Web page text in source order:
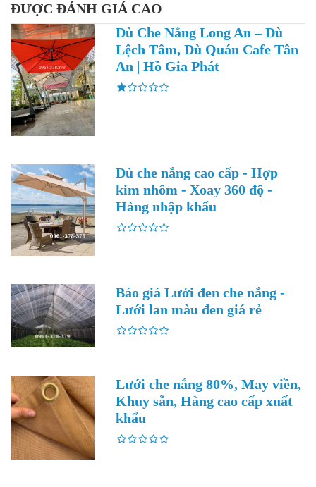
ĐƯỢC ĐÁNH GIÁ CAO
Dù Che Nắng Long An – Dù
Lệch Tâm, Dù Quán Cafe Tân
An | Hồ Gia Phát
Dù che nắng cao cấp - Hợp
kim nhôm - Xoay 360 độ -
Hàng nhập khẩu
Báo giá Lưới đen che nắng -
Lưới lan màu đen giá rẻ
Lưới che nắng 80%, May viền,
Khuy sẵn, Hàng cao cấp xuất
khẩu